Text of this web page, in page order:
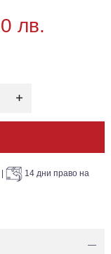
лв.
14 дни право на
—